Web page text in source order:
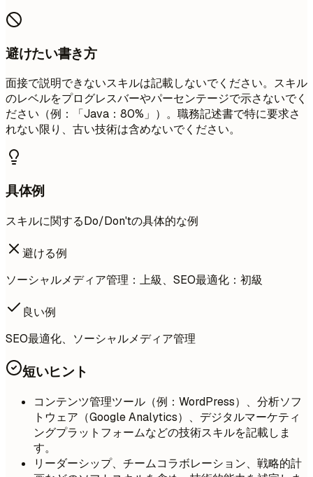
避けたい書き方
面接で説明できないスキルは記載しないでください。スキル
のレベルをプログレスバーやパーセンテージで示さないでく
ださい（例：「Java：80%」）。職務記述書で特に要求さ
れない限り、古い技術は含めないでください。
具体例
スキルに関するDo/Don'tの具体的な例
避ける例
ソーシャルメディア管理：上級、SEO最適化：初級
良い例
SEO最適化、ソーシャルメディア管理
短いヒント
コンテンツ管理ツール（例：WordPress）、分析ソフ
トウェア（Google Analytics）、デジタルマーケティ
ングプラットフォームなどの技術スキルを記載しま
す。
リーダーシップ、チームコラボレーション、戦略的計